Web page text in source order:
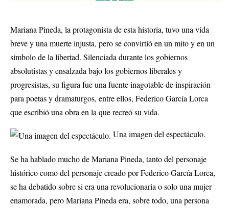
Mariana Pineda, la protagonista de esta historia, tuvo una vida
breve y una muerte injusta, pero se convirtió en un mito y en un
símbolo de la libertad. Silenciada durante los gobiernos
absolutistas y ensalzada bajo los gobiernos liberales y
progresistas, su figura fue una fuente inagotable de inspiración
para poetas y dramaturgos, entre ellos, Federico García Lorca
que escribió una obra en la que recreó su vida.
Una imagen del espectáculo.
Se ha hablado mucho de Mariana Pineda, tanto del personaje
histórico como del personaje creado por Federico García Lorca,
se ha debatido sobre si era una revolucionaria o solo una mujer
enamorada, pero Mariana Pineda era, sobre todo, una persona